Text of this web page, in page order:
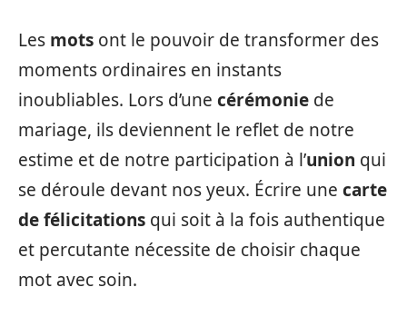
Les mots ont le pouvoir de transformer des
moments ordinaires en instants
inoubliables. Lors d’une cérémonie de
mariage, ils deviennent le reflet de notre
estime et de notre participation à l’union qui
se déroule devant nos yeux. Écrire une carte
de félicitations qui soit à la fois authentique
et percutante nécessite de choisir chaque
mot avec soin.